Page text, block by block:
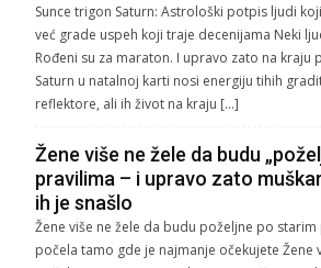
Sunce trigon Saturn: Astrološki potpis ljudi
već grade uspeh koji traje decenijama Neki
Rođeni su za maraton. I upravo zato na kraju
Saturn u natalnoj karti nosi energiju tihih
reflektore, ali ih život na kraju […]
Žene više ne žele da budu
pravilima – i upravo zato
ih je snašlo
Žene više ne žele da budu poželjne po
počela tamo gde je najmanje očekujete Žene